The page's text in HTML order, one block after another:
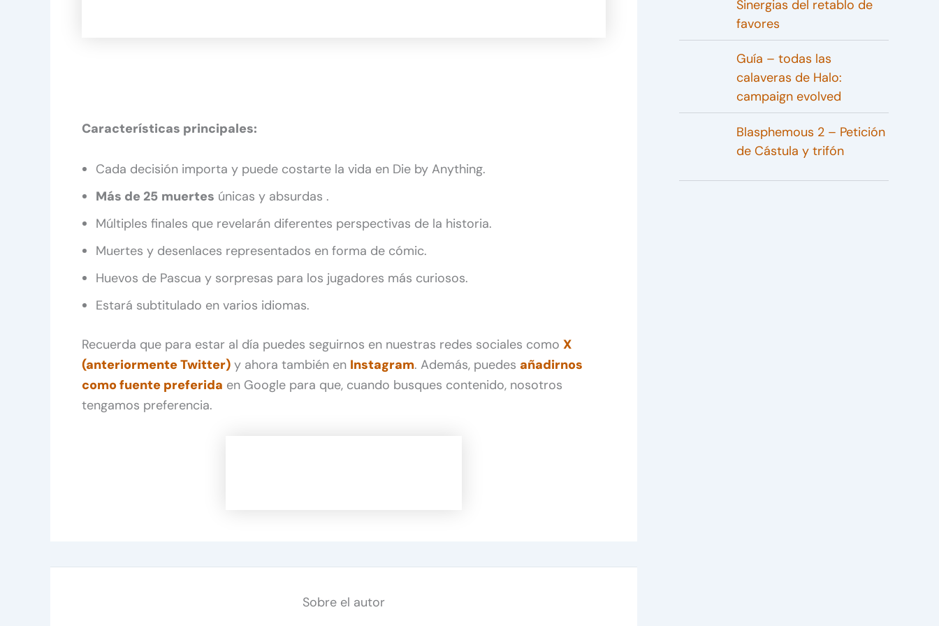
Características principales:
Cada decisión importa y puede costarte la vida en Die by Anything.
Más de 25 muertes únicas y absurdas .
Múltiples finales que revelarán diferentes perspectivas de la historia.
Muertes y desenlaces representados en forma de cómic.
Huevos de Pascua y sorpresas para los jugadores más curiosos.
Estará subtitulado en varios idiomas.
Recuerda que para estar al día puedes seguirnos en nuestras redes sociales como X
(anteriormente Twitter) y ahora también en Instagram. Además, puedes añadirnos
como fuente preferida en Google para que, cuando busques contenido, nosotros
tengamos preferencia.
Sobre el autor
Sinergias del retablo de
favores
Guía – todas las
calaveras de Halo:
campaign evolved
Blasphemous 2 – Petición
de Cástula y trifón